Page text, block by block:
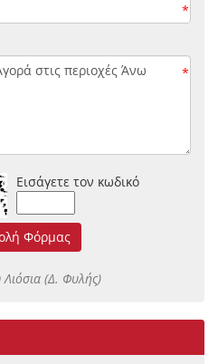
*
*
Εισάγετε τον κωδικό
Φόρμας
(Δ. Φυλής)